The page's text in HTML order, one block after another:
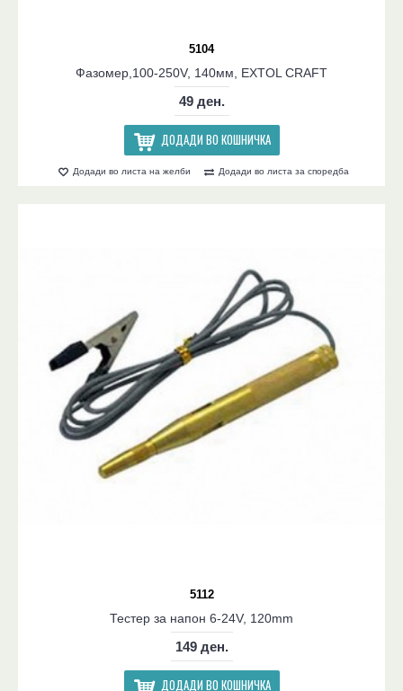
5104
Фазомер,100-250V, 140мм, EXTOL CRAFT
49 ден.
ДОДАДИ ВО КОШНИЧКА
Додади во листа на желби Додади во листа за споредба
5112
Тестер за напон 6-24V, 120mm
149 ден.
ДОДАДИ ВО КОШНИЧКА